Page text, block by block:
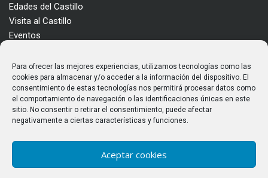
Para ofrecer las mejores experiencias, utilizamos tecnologías como las
cookies para almacenar y/o acceder a la información del dispositivo. El
consentimiento de estas tecnologías nos permitirá procesar datos como
el comportamiento de navegación o las identificaciones únicas en este
sitio. No consentir o retirar el consentimiento, puede afectar
negativamente a ciertas características y funciones.
Aceptar cookies
Edades del Castillo
Visita al Castillo
Eventos
Enclave
Más información
Consultas
Horarios y tarifas